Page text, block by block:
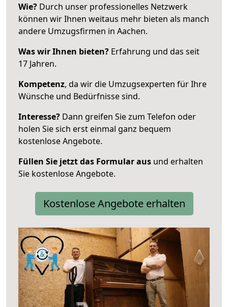
Wie? Durch unser professionelles Netzwerk
können wir Ihnen weitaus mehr bieten als manch
andere Umzugsfirmen in Aachen.
Was wir Ihnen bieten? Erfahrung und das seit
17 Jahren.
Kompetenz, da wir die Umzugsexperten für Ihre
Wünsche und Bedürfnisse sind.
Interesse? Dann greifen Sie zum Telefon oder
holen Sie sich erst einmal ganz bequem
kostenlose Angebote.
Füllen Sie jetzt das Formular aus und erhalten
Sie kostenlose Angebote.
Kostenlose Angebote erhalten